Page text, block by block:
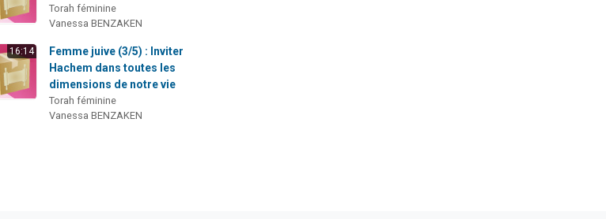
Torah féminine
Vanessa BENZAKEN
16:14
Femme juive (3/5) : Inviter
Hachem dans toutes les
dimensions de notre vie
Torah féminine
Vanessa BENZAKEN